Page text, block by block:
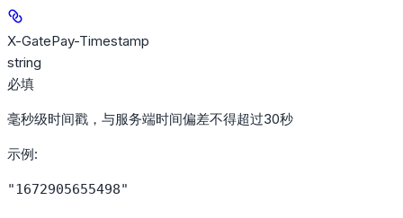
X-GatePay-Timestamp
string
必填
毫秒级时间戳，与服务端时间偏差不得超过30秒
示例:
"1672905655498"